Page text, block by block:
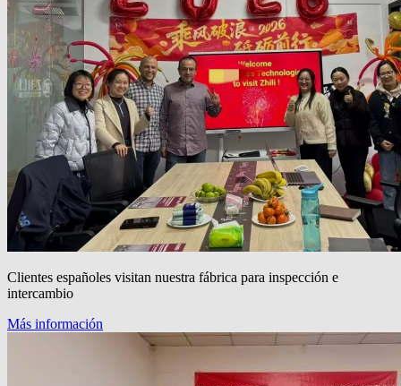
Clientes españoles visitan nuestra fábrica para inspección e
intercambio
Más información